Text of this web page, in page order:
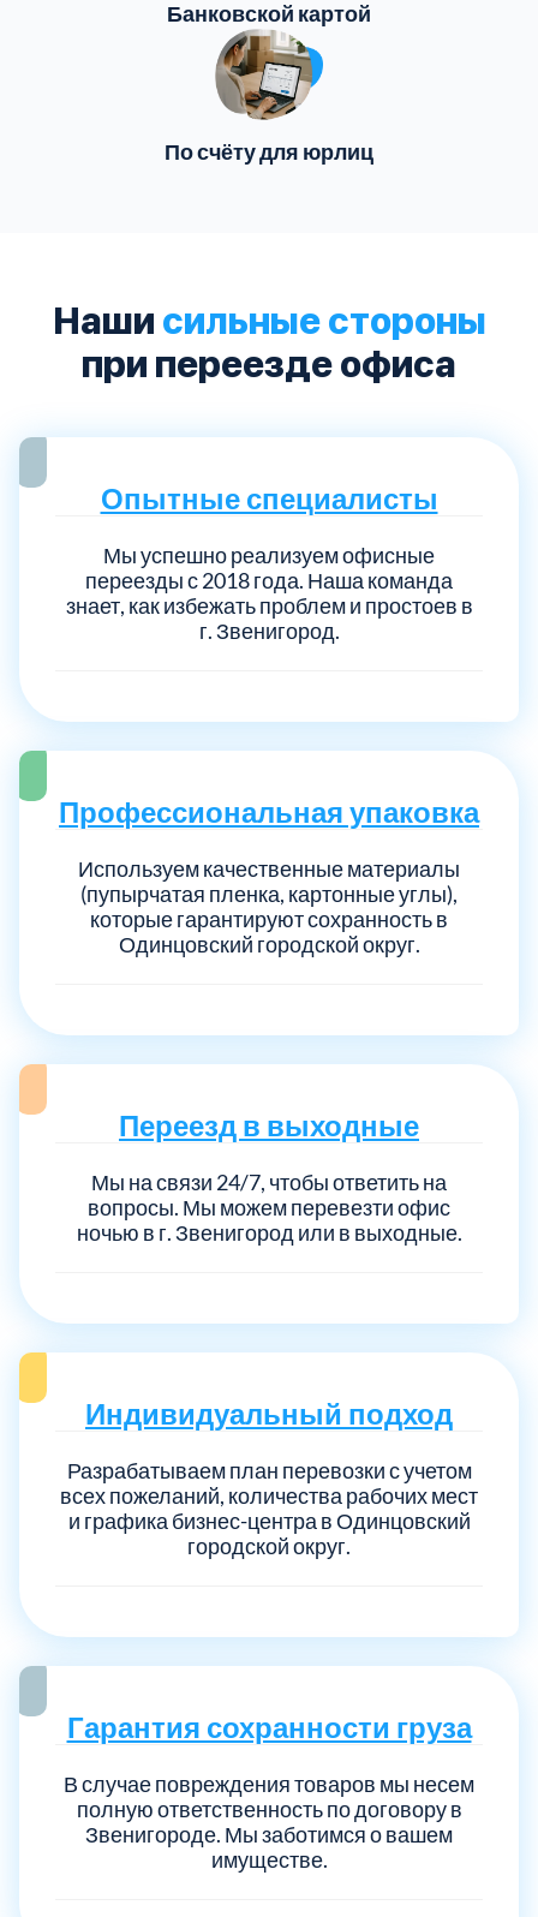
Банковской картой
По счёту для юрлиц
Наши сильные стороны
при переезде офиса
Опытные специалисты
Мы успешно реализуем офисные
переезды с 2018 года. Наша команда
знает, как избежать проблем и простоев в
г. Звенигород.
Профессиональная упаковка
Используем качественные материалы
(пупырчатая пленка, картонные углы),
которые гарантируют сохранность в
Одинцовский городской округ.
Переезд в выходные
Мы на связи 24/7, чтобы ответить на
вопросы. Мы можем перевезти офис
ночью в г. Звенигород или в выходные.
Индивидуальный подход
Разрабатываем план перевозки с учетом
всех пожеланий, количества рабочих мест
и графика бизнес-центра в Одинцовский
городской округ.
Гарантия сохранности груза
В случае повреждения товаров мы несем
полную ответственность по договору в
Звенигороде. Мы заботимся о вашем
имуществе.